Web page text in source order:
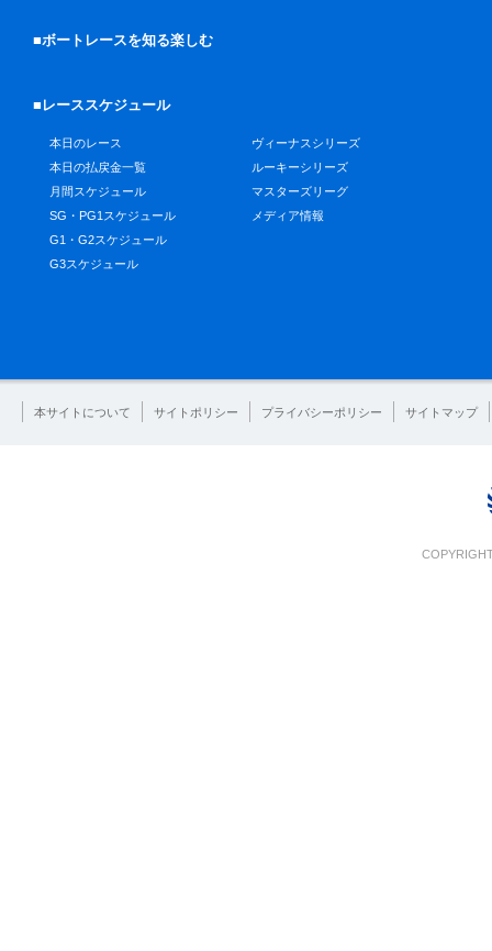
■ボートレースを知る楽しむ
■レーススケジュール
本日のレース
本日の払戻金一覧
月間スケジュール
SG・PG1スケジュール
G1・G2スケジュール
G3スケジュール
ヴィーナスシリーズ
ルーキーシリーズ
マスターズリーグ
メディア情報
本サイトについて サイトポリシー プライバシーポリシー サイトマップ